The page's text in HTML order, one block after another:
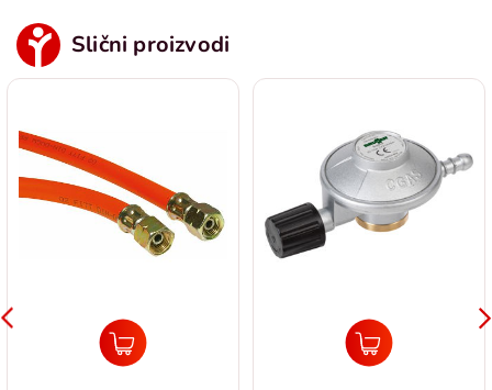
Slični proizvodi